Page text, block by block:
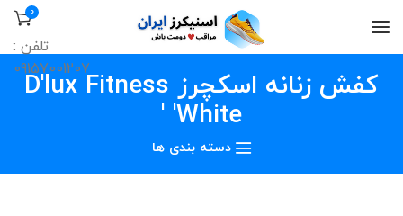
0
تلفن :
09157001207
کفش زنانه اسکچرز D'lux Fitness
'White '
دسته بندی ها